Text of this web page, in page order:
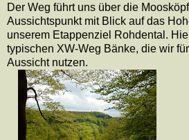
Der Weg führt uns über die
Aussichtspunkt mit Blick auf das
unserem Etappenziel Rohdental.
typischen XW-Weg Bänke, die wir
Aussicht nutzen.